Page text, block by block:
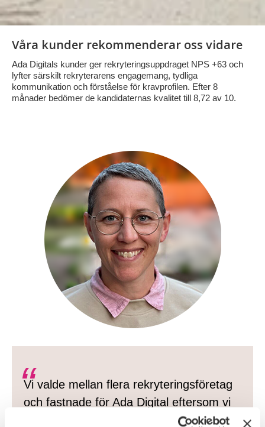
Våra kunder rekommenderar oss vidare
Ada Digitals kunder ger rekryteringsuppdraget NPS +63 och
lyfter särskilt rekryterarens engagemang, tydliga
kommunikation och förståelse för kravprofilen. Efter 8
månader bedömer de kandidaternas kvalitet till 8,72 av 10.
Vi valde mellan flera rekryteringsföretag
och fastnade för Ada Digital eftersom vi
uppfattade dem som moderna i sin